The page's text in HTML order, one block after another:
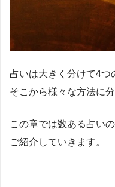
占いは大きく分けて4つ
そこから様々な方法に分
この章では数ある占い
ご紹介していきます。